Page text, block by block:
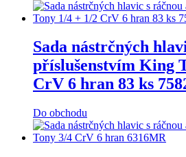
Sada nástrčných
příslušenstvím King
CrV 6 hran 83 ks
Do obchodu